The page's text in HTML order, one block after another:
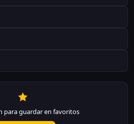
para guardar en favoritos